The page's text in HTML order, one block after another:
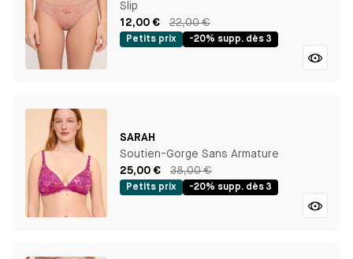
Slip
12,00 €
22,00 €
Petits prix -20% supp. dès 3
SARAH
Soutien-Gorge Sans Armature
25,00 €
38,00 €
Petits prix -20% supp. dès 3